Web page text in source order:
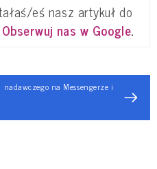
eś nasz artykuł do
Obserwuj nas w Google.
nadawczego na Messengerze i